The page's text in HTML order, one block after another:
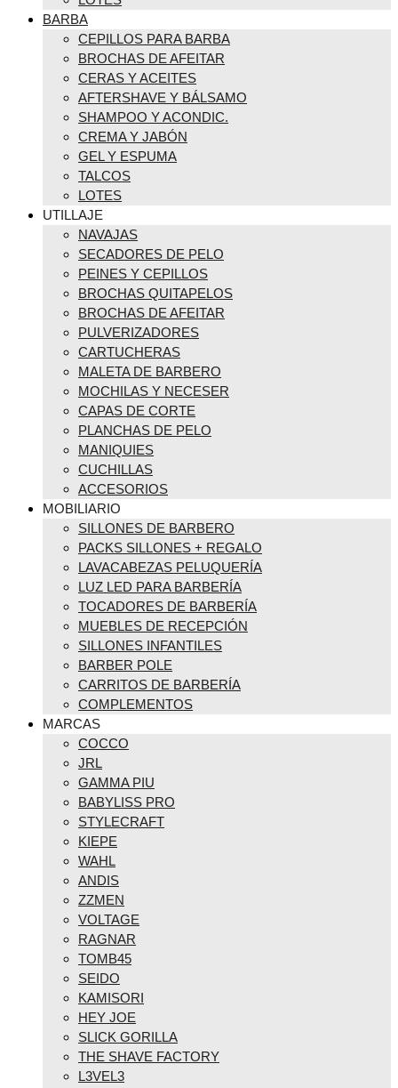
BARBA
CEPILLOS PARA BARBA
BROCHAS DE AFEITAR
CERAS Y ACEITES
AFTERSHAVE Y BÁLSAMO
SHAMPOO Y ACONDIC.
CREMA Y JABÓN
GEL Y ESPUMA
TALCOS
LOTES
UTILLAJE
NAVAJAS
SECADORES DE PELO
PEINES Y CEPILLOS
BROCHAS QUITAPELOS
BROCHAS DE AFEITAR
PULVERIZADORES
CARTUCHERAS
MALETA DE BARBERO
MOCHILAS Y NECESER
CAPAS DE CORTE
PLANCHAS DE PELO
MANIQUIES
CUCHILLAS
ACCESORIOS
MOBILIARIO
SILLONES DE BARBERO
PACKS SILLONES + REGALO
LAVACABEZAS PELUQUERÍA
LUZ LED PARA BARBERÍA
TOCADORES DE BARBERÍA
MUEBLES DE RECEPCIÓN
SILLONES INFANTILES
BARBER POLE
CARRITOS DE BARBERÍA
COMPLEMENTOS
MARCAS
COCCO
JRL
GAMMA PIU
BABYLISS PRO
STYLECRAFT
KIEPE
WAHL
ANDIS
ZZMEN
VOLTAGE
RAGNAR
TOMB45
SEIDO
KAMISORI
HEY JOE
SLICK GORILLA
THE SHAVE FACTORY
L3VEL3